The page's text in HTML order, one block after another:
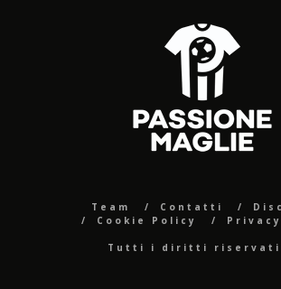
Team Contatti
Cookie Policy
Tutti i diritti riservati